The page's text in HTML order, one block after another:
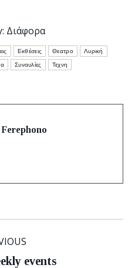
Διάφορα
Εκθέσεις Θεατρο Λυρική
Συναυλίες Τεχνη
Ferephono
Previous
events